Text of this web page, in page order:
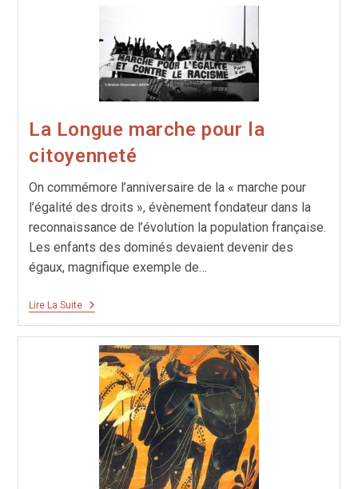
La Longue marche pour la
citoyenneté
On commémore l’anniversaire de la « marche pour
l’égalité des droits », évènement fondateur dans la
reconnaissance de l’évolution la population française.
Les enfants des dominés devaient devenir des
égaux, magnifique exemple de…
Lire La Suite
La
Marche
Pour
Citoyenneté